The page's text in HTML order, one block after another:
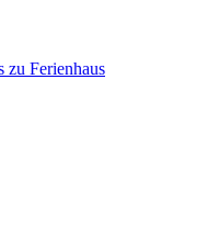
zu Ferienhaus